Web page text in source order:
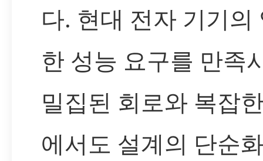
다. 현대 전자 기기의
한 성능 요구를 만족
밀집된 회로와 복잡
에서도 설계의 단순